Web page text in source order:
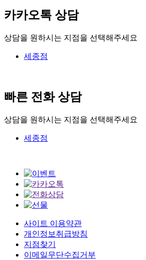
카카오톡 상담
상담을 원하시는 지점을 선택해주세요
세종점
빠른 전화 상담
상담을 원하시는 지점을 선택해주세요
세종점
사이트 이용약관
개인정보취급방침
지점찾기
이메일무단수집거부